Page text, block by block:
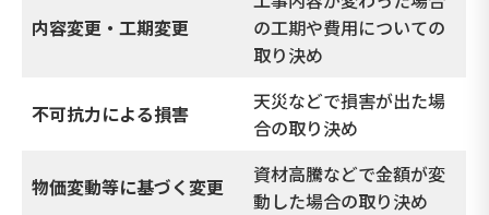
内容変更・工期変更
の工期や費用についての
取り決め
不可抗力による損害
天災などで損害が出た場
合の取り決め
物価変動等に基づく変更
資材高騰などで金額が変
動した場合の取り決め